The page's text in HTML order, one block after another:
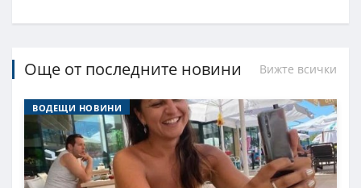
Още от последните новини Вижте всички
ВОДЕЩИ НОВИНИ